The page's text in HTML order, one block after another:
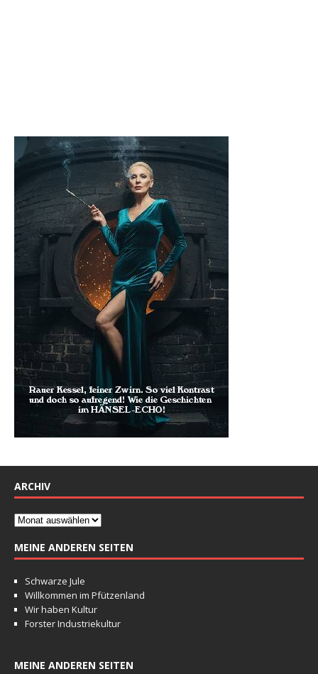
ARCHIV
MEINE ANDEREN SEITEN
Schwarze Jule
Willkommen im Pfützenland
Wir haben Kultur
Forster Industriekultur
MEINE ANDEREN SEITEN